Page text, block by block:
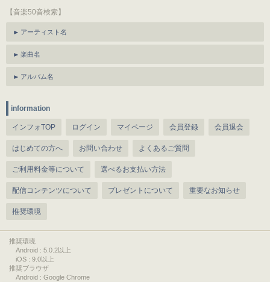
【音楽50音検索】
アーティスト名
楽曲名
アルバム名
information
インフォTOP ログイン マイページ 会員登録 会員退会
はじめての方へ お問い合わせ よくあるご質問
ご利用料金等について 選べるお支払い方法
配信コンテンツについて プレゼントについて 重要なお知らせ
推奨環境
推奨環境
Android : 5.0.2以上
iOS : 9.0以上
推奨ブラウザ
Android : Google Chrome